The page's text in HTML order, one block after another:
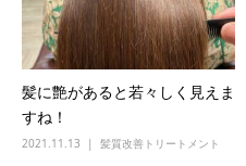
髪に艶があると若々しく見えま
すね！
2021.11.13 髪質改善トリートメント